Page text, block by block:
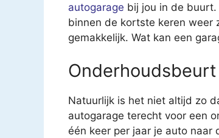
autogarage bij jou in de
binnen de kortste keren weer
gemakkelijk. Wat kan een
Natuurlijk is het niet altijd zo
autogarage terecht voor een
één keer per jaar je auto